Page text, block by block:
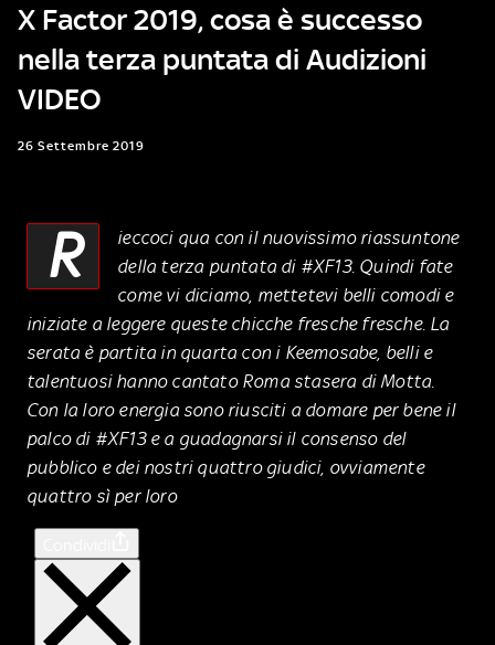
Cos’altro vedere:
PROGRAMMI SKY
Un mondo di offerte:
SKY.IT
NOW
X Factor 2019, cosa è successo
nella terza puntata di Audizioni
VIDEO
26 Settembre 2019
R
ieccoci qua con il nuovissimo riassuntone
della terza puntata di #XF13. Quindi fate
come vi diciamo, mettetevi belli comodi e
iniziate a leggere queste chicche fresche fresche. La
serata è partita in quarta con i Keemosabe, belli e
talentuosi hanno cantato Roma stasera di Motta.
Con la loro energia sono riusciti a domare per bene il
palco di #XF13 e a guadagnarsi il consenso del
pubblico e dei nostri quattro giudici, ovviamente
quattro sì per loro